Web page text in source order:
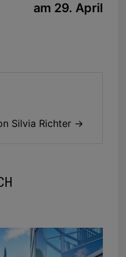
am 29. April
Silvia Richter →